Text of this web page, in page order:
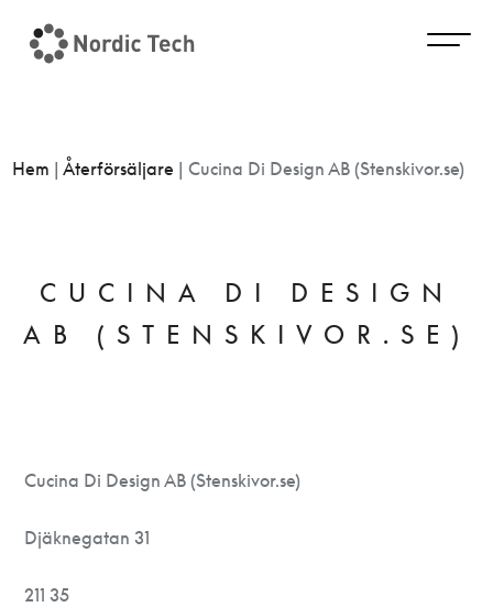
Hem |Återförsäljare |Cucina Di Design AB (Stenskivor.se)
CUCINA DI DESIGN
AB (STENSKIVOR.SE)
Cucina Di Design AB (Stenskivor.se)
Djäknegatan 31
211 35